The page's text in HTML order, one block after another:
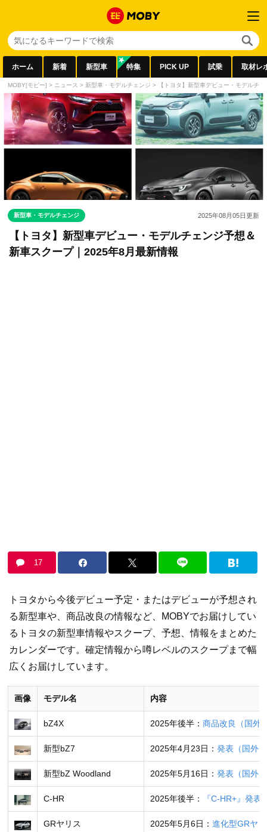
ホーム 新着 新型車 特集 PICK UP 試乗 取材レ
MOBY[モビー] > ニュース > 新型車・モデルチェンジ > 【トヨタ】新型車デビュー・モデルチ
新型車・モデルチェンジ 2025年08月05日更新
【トヨタ】新型車デビュー・モデルチェンジ予想＆
新車スクープ｜2025年8月最新情報
17
トヨタから今後デビュー予定・またはデビューが予想され
る新型車や、商品改良の情報など、MOBYでお届けしてい
るトヨタの新型車情報やスクープ、予想、情報をまとめた
カレンダーです。確定情報から噂レベルのスクープまで幅
広くお届けしています。
画像 モデル名 内容
bZ4X 2025年後半： 商品改良（国外
新型bZ7 2025年4月23日： 発表（国外）
新型bZ Woodland 2025年5月16日： 発表（国外）
C-HR 2025年後半： 『C-HR+』発表
GRヤリス 2025年5月6日： 進化型GRヤ